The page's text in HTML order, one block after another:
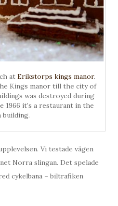
at Erikstorps kings manor.
Kings manor till the city of
was destroyed during
1966 it’s a restaurant in the
building.
Vi testade vägen
Norra slingan. Det spelade
cykelbana – biltrafiken